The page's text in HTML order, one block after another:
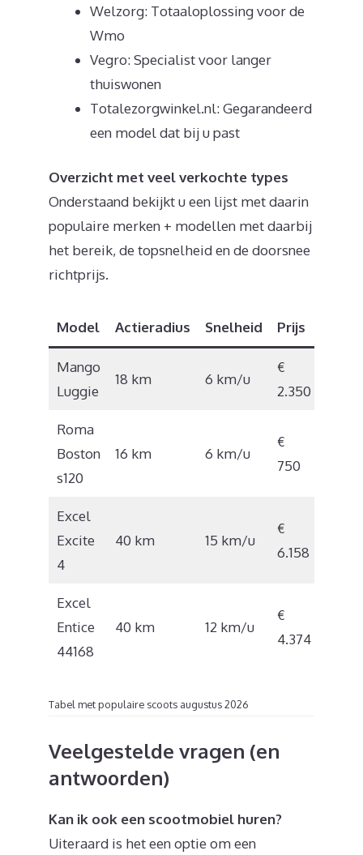
Welzorg: Totaaloplossing voor de
Wmo
Vegro: Specialist voor langer
thuiswonen
Totalezorgwinkel.nl: Gegarandeerd
een model dat bij u past
Overzicht met veel verkochte types
Onderstaand bekijkt u een lijst met daarin
populaire merken + modellen met daarbij
het bereik, de topsnelheid en de doorsnee
richtprijs.
Model Actieradius Snelheid Prijs
Mango
Luggie
18 km 6 km/u
€
2.350
Roma
Boston
s120
16 km 6 km/u
€
750
Excel
Excite
4
40 km 15 km/u
€
6.158
Excel
Entice
44168
40 km 12 km/u
€
4.374
Tabel met populaire scoots augustus 2026
Veelgestelde vragen (en
antwoorden)
Kan ik ook een scootmobiel huren?
Uiteraard is het een optie om een